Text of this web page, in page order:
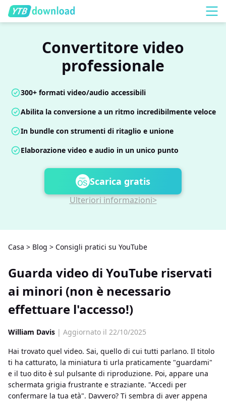
Convertitore video
professionale
300+ formati video/audio accessibili
Abilita la conversione a un ritmo incredibilmente veloce
In bundle con strumenti di ritaglio e unione
Elaborazione video e audio in un unico punto
Scarica gratis
Ulteriori informazioni>
Casa > Blog > Consigli pratici su YouTube
Guarda video di YouTube riservati
ai minori (non è necessario
effettuare l'accesso!)
William Davis | Aggiornato il 22/10/2025
Hai trovato quel video. Sai, quello di cui tutti parlano. Il titolo
ti ha catturato, la miniatura ti urla praticamente "guardami"
e il tuo dito è sul pulsante di riproduzione. Poi, appare una
schermata grigia frustrante e straziante. "Accedi per
confermare la tua età". Davvero? Ti sembra di aver appena